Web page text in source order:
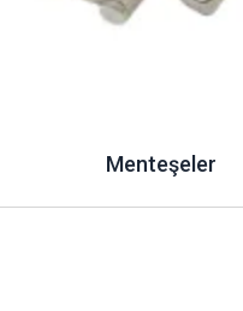
Menteşeler